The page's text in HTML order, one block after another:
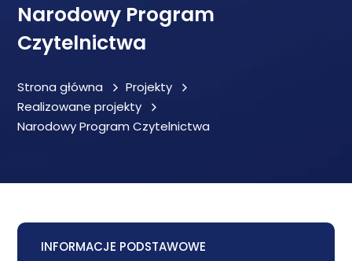
Narodowy Program
Czytelnictwa
Strona główna
Projekty
Realizowane projekty
Narodowy Program Czytelnictwa
INFORMACJE PODSTAWOWE